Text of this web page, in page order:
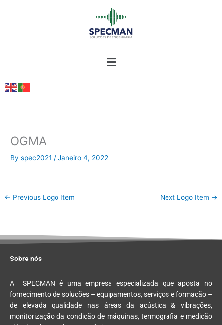
OGMA
Byspec2021 /Janeiro 4, 2022
← Previous Logo Item Next Logo Item →
Sobre nós
ASPECMAN é uma empresa especializada que aposta no
fornecimento de soluções – equipamentos, serviços e formação –
de elevada qualidade nas áreas da acústica & vibrações,
monitorização da condição de máquinas, termografia e medição